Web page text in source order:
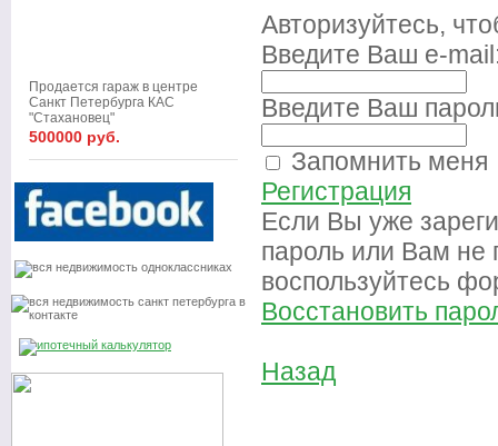
Продается гараж в центре
Санкт Петербурга КАС
"Стахановец"
500000 руб.
Авторизуйтесь,
Введите Ваш e-
Введите Ваш
Запомнить меня
Регистрация
Если Вы уже
пароль или Вам не
воспользуйтесь
Восстановить
Назад